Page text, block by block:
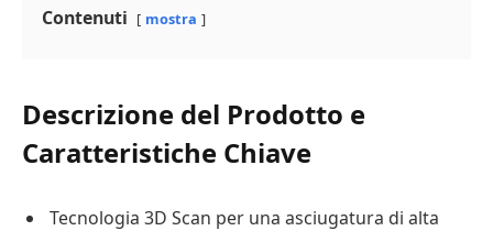
Contenuti mostra
Descrizione del Prodotto e
Caratteristiche Chiave
Tecnologia 3D Scan per una asciugatura di alta